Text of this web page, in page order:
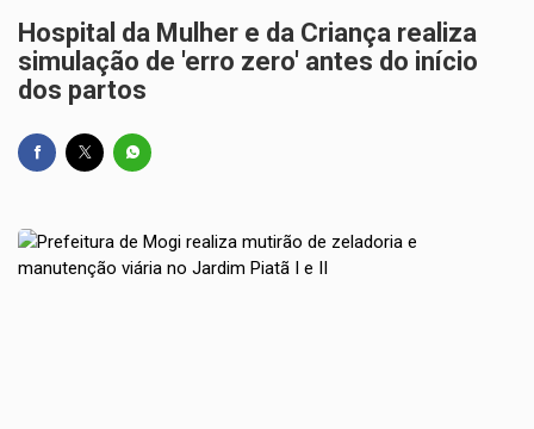
Hospital da Mulher e da Criança realiza
simulação de 'erro zero' antes do início
dos partos